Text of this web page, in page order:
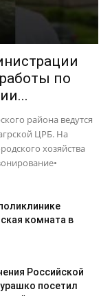
по
района ведутся
ЦРБ. На
хозяйства
комната в
Российской
посетил